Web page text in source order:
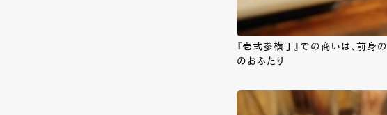
『壱弐参横丁』での商いは、前身
のおふたり